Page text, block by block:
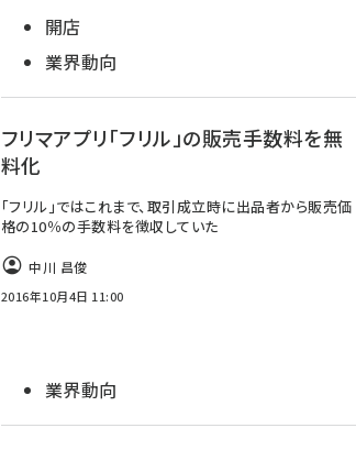
開店
業界動向
フリマアプリ「フリル」の販売手数料を無
料化
「フリル」ではこれまで、取引成立時に出品者から販売価
格の10％の手数料を徴収していた
中川 昌俊
2016年10月4日 11:00
業界動向